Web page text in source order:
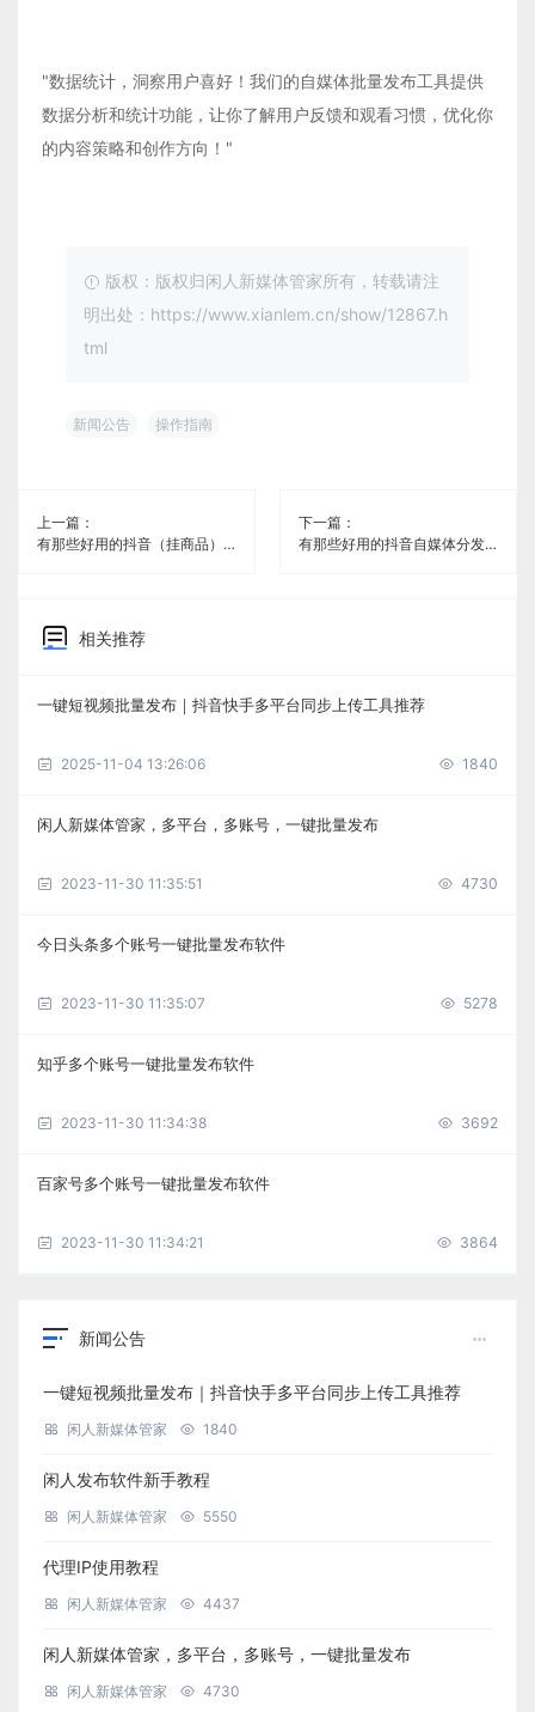
"数据统计，洞察用户喜好！我们的自媒体批量发布工具提供
数据分析和统计功能，让你了解用户反馈和观看习惯，优化你
的内容策略和创作方向！"
版权：版权归闲人新媒体管家所有，转载请注
明出处：https://www.xianlem.cn/show/12867.h
tml
新闻公告 操作指南
上一篇：
有那些好用的抖音（挂商品）自媒体分发免费软件《闲人新媒体管家》
下一篇：
有那些好用的抖音自媒体分发免费软件《闲人新媒体管家》
相关推荐
一键短视频批量发布｜抖音快手多平台同步上传工具推荐
2025-11-04 13:26:06 1840
闲人新媒体管家，多平台，多账号，一键批量发布
2023-11-30 11:35:51 4730
今日头条多个账号一键批量发布软件
2023-11-30 11:35:07 5278
知乎多个账号一键批量发布软件
2023-11-30 11:34:38 3692
百家号多个账号一键批量发布软件
2023-11-30 11:34:21 3864
新闻公告
一键短视频批量发布｜抖音快手多平台同步上传工具推荐
闲人新媒体管家 1840
闲人发布软件新手教程
闲人新媒体管家 5550
代理IP使用教程
闲人新媒体管家 4437
闲人新媒体管家，多平台，多账号，一键批量发布
闲人新媒体管家 4730